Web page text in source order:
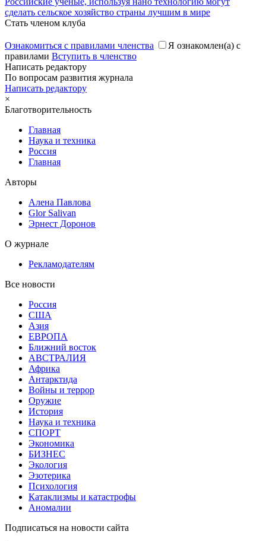
сделать сельское хозяйство страны лучшим в мире
Стать членом клуба
Ознакомиться с правилами членства
Я ознакомлен(а) с
правилами Вступить в членство
Написать редактору
По вопросам развития журнала
Написать редактору
×
Благотворительность
Главная
Наука и техника
Россия
Главная
Авторы
Алена Павлова
Glor Salivan
Эрнест Доронов
О журнале
Рекламодателям
Все новости
Россия
США
Азия
ЕВРОПА
Ближний восток
АВСТРАЛИЯ
Африка
Антарктида
Войны и террор
Оружие
История
Наука и техника
СПОРТ
Экономика
БИЗНЕС
Экология
Эзотерика
Психология
Катаклизмы и катастрофы
Аномалии
Подписаться на новости сайта